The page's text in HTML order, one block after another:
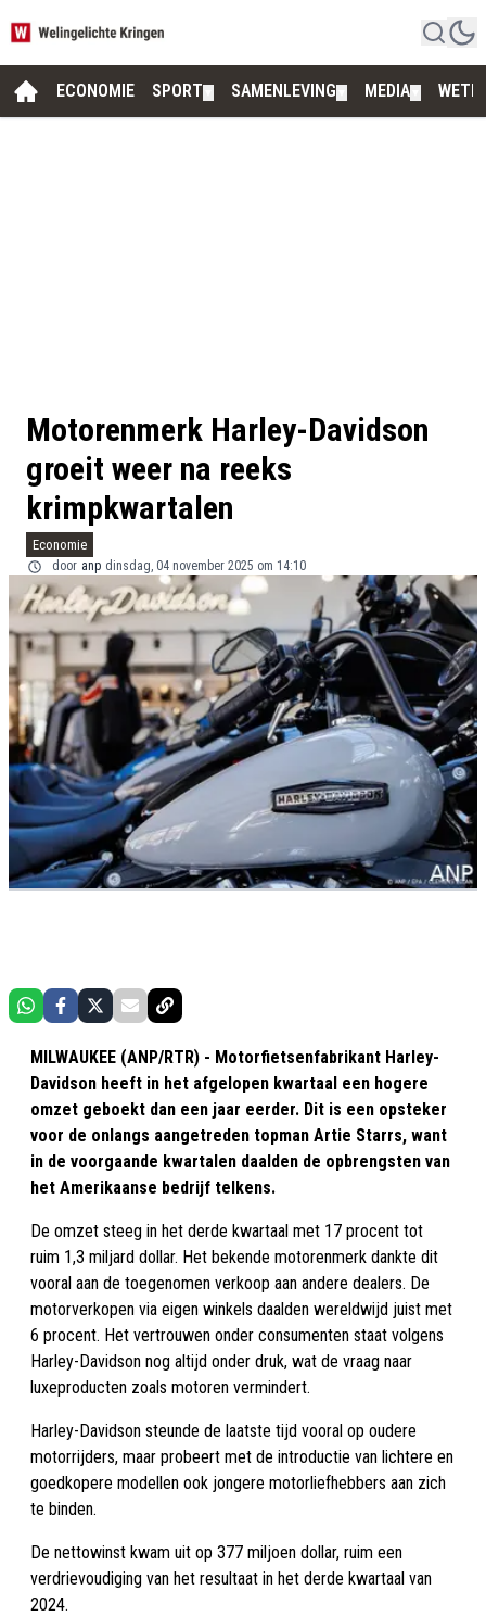
ECONOMIE SPORT SAMENLEVING MEDIA
Motorenmerk Harley-Davidson
groeit weer na reeks
krimpkwartalen
Economie
door anp dinsdag, 04 november 2025 om 14:10
MILWAUKEE (ANP/RTR) - Motorfietsenfabrikant Harley-
Davidson heeft in het afgelopen kwartaal een hogere
omzet geboekt dan een jaar eerder. Dit is een opsteker
voor de onlangs aangetreden topman Artie Starrs, want
in de voorgaande kwartalen daalden de opbrengsten van
het Amerikaanse bedrijf telkens.
De omzet steeg in het derde kwartaal met 17 procent tot
ruim 1,3 miljard dollar. Het bekende motorenmerk dankte dit
vooral aan de toegenomen verkoop aan andere dealers. De
motorverkopen via eigen winkels daalden wereldwijd juist met
6 procent. Het vertrouwen onder consumenten staat volgens
Harley-Davidson nog altijd onder druk, wat de vraag naar
luxeproducten zoals motoren vermindert.
Harley-Davidson steunde de laatste tijd vooral op oudere
motorrijders, maar probeert met de introductie van lichtere en
goedkopere modellen ook jongere motorliefhebbers aan zich
te binden.
De nettowinst kwam uit op 377 miljoen dollar, ruim een
verdrievoudiging van het resultaat in het derde kwartaal van
2024.